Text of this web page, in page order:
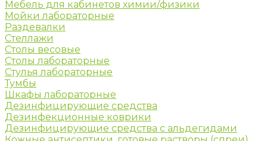
Мебель для кабинетов химии/физики
Мойки лабораторные
Раздевалки
Стеллажи
Столы весовые
Столы лабораторные
Стулья лабораторные
Тумбы
Шкафы лабораторные
Дезинфицирующие средства
Дезинфекционные коврики
Дезинфицирующие средства с альдегидами